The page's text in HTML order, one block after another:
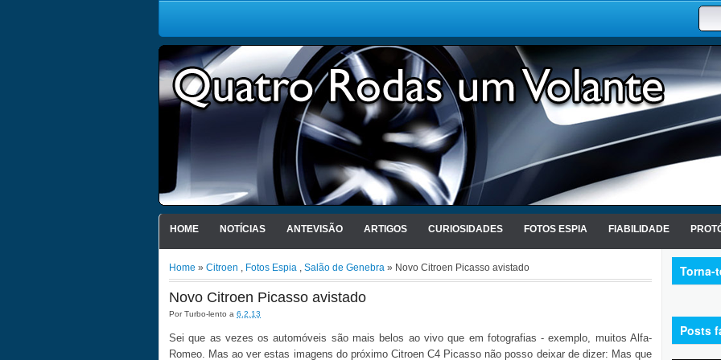
HOME NOTÍCIAS ANTEVISÃO ARTIGOS CURIOSIDADES FOTOS ESPIA FIABILIDADE
Home » Citroen , Fotos Espia , Salão de Genebra » Novo Citroen Picasso avistado
Novo Citroen Picasso avistado
PorTurbo-lento a 6.2.13
Sei que as vezes os automóveis são mais belos ao vivo que em fotografias - exemplo, muitos Alfa-
Romeo. Mas ao ver estas imagens do próximo Citroen C4 Picasso não posso deixar de dizer: Mas que
Torna-
Posts